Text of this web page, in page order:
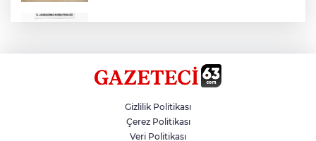
Hikmet Başak’tan Ulaşım Çalışması
Gizlilik Politikası
Çerez Politikası
Veri Politikası